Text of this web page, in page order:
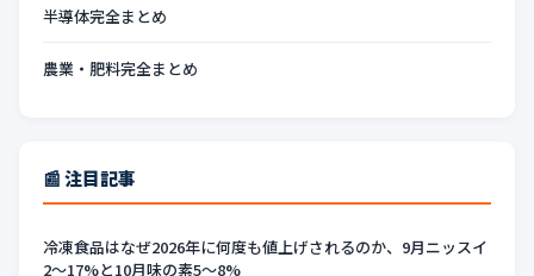
半導体完全まとめ
農業・肥料完全まとめ
📰 注目記事
冷凍食品はなぜ2026年に何度も値上げされるのか、9月ニッスイ
2〜17%と10月味の素5〜8%